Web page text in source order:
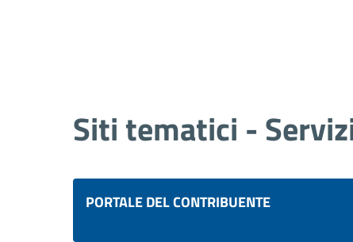
Siti tematici -
PORTALE DEL CONTRIBUENTE